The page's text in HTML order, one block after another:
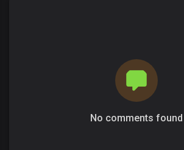
No comments found